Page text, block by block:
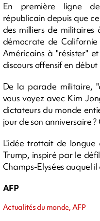
En première ligne
républicain depuis que
des milliers de militaires
démocrate de
Américains à "résister"
discours offensif en
De la parade militaire,
vous voyez avec Kim
dictateurs du monde
jour de son anniversaire ?
L'idée trottait de
Trump, inspiré par le
Champs-Elysées auquel
AFP
Actualités du monde, AFP